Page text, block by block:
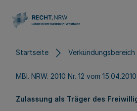
Startseite Verkündungsbereich
MBl. NRW. 2010 Nr. 12 vom 15.04.2010
Zulassung als Träger des